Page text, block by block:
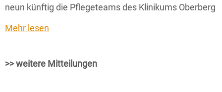
neun künftig die Pflegeteams des Klinikums Oberberg
Mehr lesen
>> weitere Mitteilungen